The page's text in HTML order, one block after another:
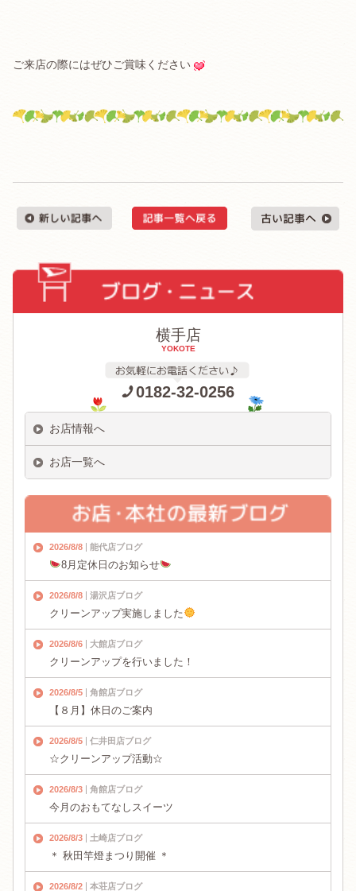
ご来店の際にはぜひご賞味ください
横手店
YOKOTE
0182-32-0256
お店情報へ
お店一覧へ
2026/8/8 能代店ブログ
8月定休日のお知らせ
2026/8/8 湯沢店ブログ
クリーンアップ実施しました
2026/8/6 大館店ブログ
クリーンアップを行いました！
2026/8/5 角館店ブログ
【８月】休日のご案内
2026/8/5 仁井田店ブログ
☆クリーンアップ活動☆
2026/8/3 角館店ブログ
今月のおもてなしスイーツ
2026/8/3 土崎店ブログ
＊ 秋田竿燈まつり開催 ＊
2026/8/2 本荘店ブログ